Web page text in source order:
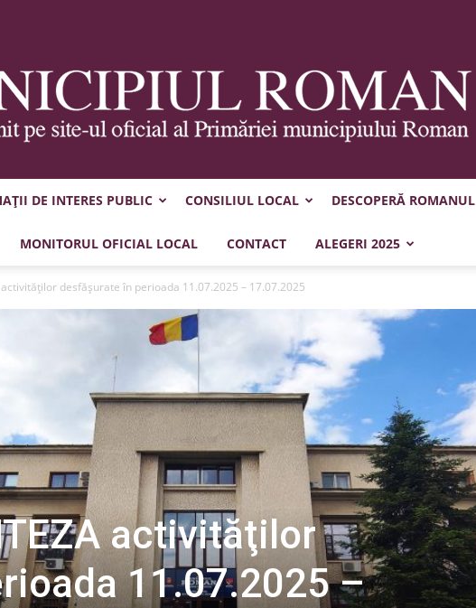
Municipiul
DE INTERES PUBLIC CONSILIUL LOCAL DESCOPERĂ ROMANUL
MONITORUL OFICIAL LOCAL CONTACT ALEGERI 2025
activităţilor desfăşurate în perioada 11.07.2025 – 17.07.2025
activităţilor
11.07.2025 –